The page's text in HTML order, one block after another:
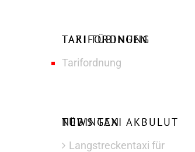
TAXI TÜBINGEN TARIFORDNUNG
Tarifordnung
NEWS TAXI AKBULUT TÜBINGEN
Langstreckentaxi für